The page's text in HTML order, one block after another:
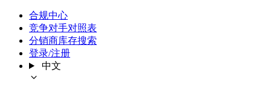
合规中心
竞争对手对照表
分销商库存搜索
登录/注册
中文